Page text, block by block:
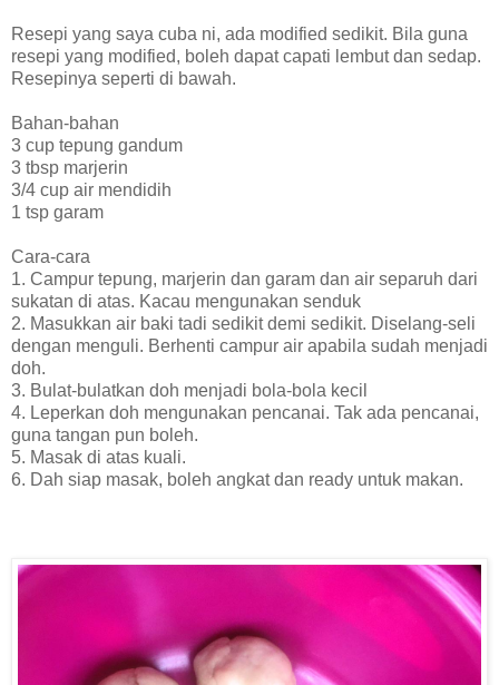
Resepi yang saya cuba ni, ada modified sedikit. Bila guna
resepi yang modified, boleh dapat capati lembut dan sedap.
Resepinya seperti di bawah.
Bahan-bahan
3 cup tepung gandum
3 tbsp marjerin
3/4 cup air mendidih
1 tsp garam
Cara-cara
1. Campur tepung, marjerin dan garam dan air separuh dari
sukatan di atas. Kacau mengunakan senduk
2. Masukkan air baki tadi sedikit demi sedikit. Diselang-seli
dengan menguli. Berhenti campur air apabila sudah menjadi
doh.
3. Bulat-bulatkan doh menjadi bola-bola kecil
4. Leperkan doh mengunakan pencanai. Tak ada pencanai,
guna tangan pun boleh.
5. Masak di atas kuali.
6. Dah siap masak, boleh angkat dan ready untuk makan.